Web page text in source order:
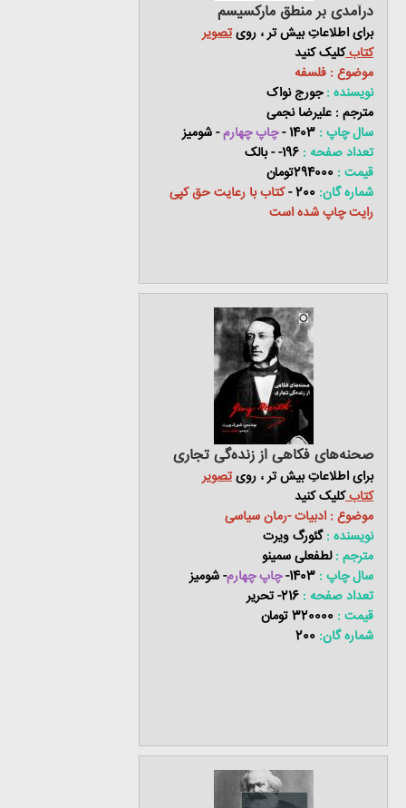
درآمدی بر منطق مارکسیسم
برای اطلاعاتِ بیش تر ، رویتصویر
کتابکلیک کنید
موضوع : فلسفه
نویسنده :جورج نواک
مترجم : علیرضا نجمی
سال چاپ : 1403 - چاپ چهارم- شومیز
تعداد صفحه : 196- - بالک
قیمت : 294000تومان
شماره گان:
کتاب با رعایت حق کپی
رایت چاپ شده است
صحنه‌های فکاهی از زنده‌گی تجاری
برای اطلاعاتِ بیش تر ، رویتصویر
کتابکلیک کنید
موضوع : ادبیات -رمان سیاسی
نویسنده :گئورگ ویرت
مترجم :لطفعلی سمینو
سال چاپ : 1403- چاپ چهارم- شومیز
تعداد صفحه :
قیمت :
شماره گان: